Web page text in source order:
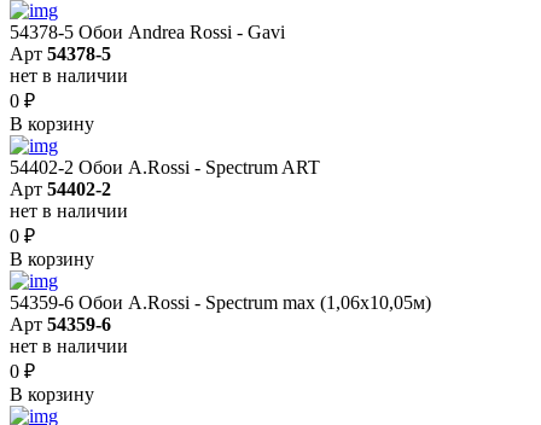
54378-5 Обои Andrea Rossi - Gavi
Арт 54378-5
нет в наличии
0 ₽
В корзину
54402-2 Обои A.Rossi - Spectrum ART
Арт 54402-2
нет в наличии
0 ₽
В корзину
54359-6 Обои A.Rossi - Spectrum max (1,06x10,05м)
Арт 54359-6
нет в наличии
0 ₽
В корзину